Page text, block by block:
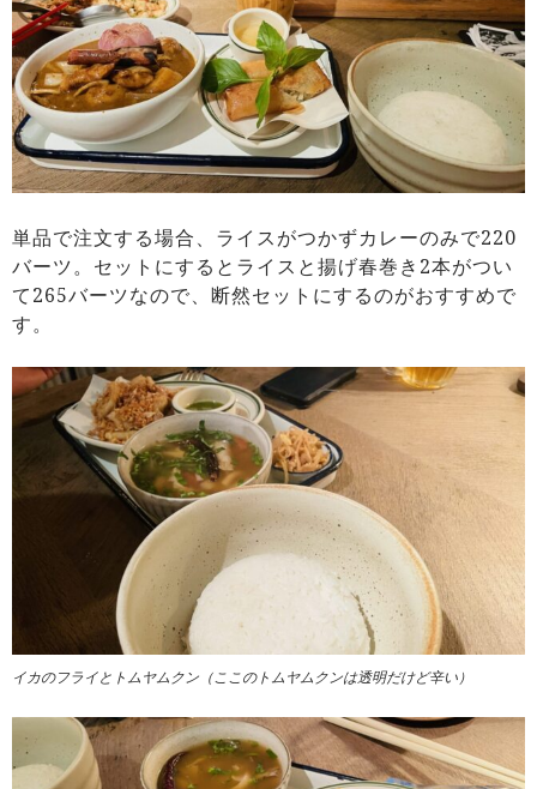
単品で注文する場合、ライスがつかずカレーのみで220
バーツ。セットにするとライスと揚げ春巻き2本がつい
て265バーツなので、断然セットにするのがおすすめで
す。
イカのフライとトムヤムクン（ここのトムヤムクンは透明だけど辛い）